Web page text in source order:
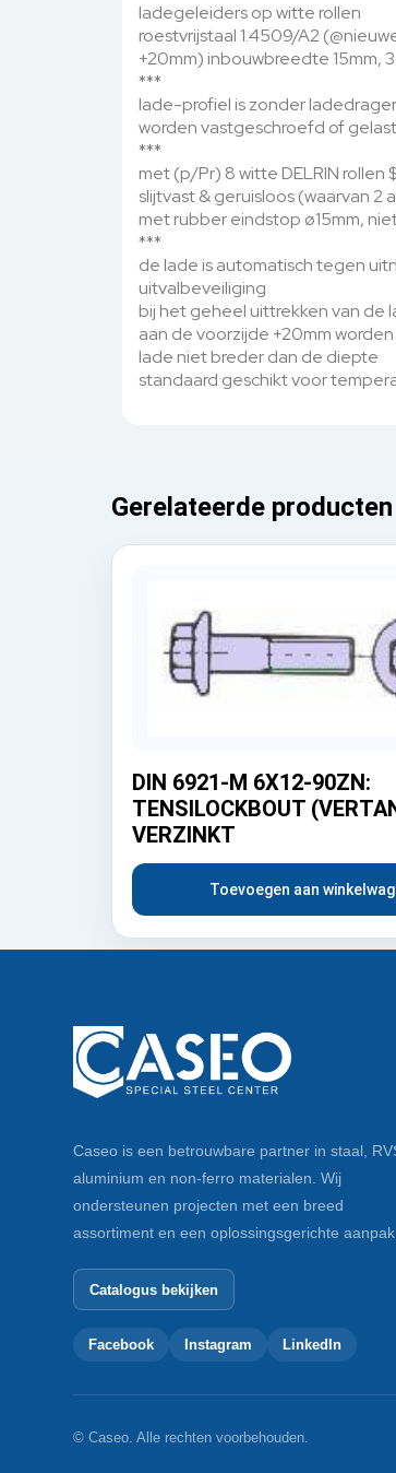
ladegeleiders op witte rollen
roestvrijstaal 1.4509/A2
+20mm) inbouwbreedte 15mm,
***
lade-profiel is zonder
worden vastgeschroefd of gelast
***
met (p/Pr) 8 witte DELRIN rollen
slijtvast & geruisloos (waarvan 2
met rubber eindstop ø15mm,
***
de lade is automatisch tegen
uitvalbeveiliging
bij het geheel uittrekken van de
aan de voorzijde +20mm
lade niet breder dan de diepte
standaard geschikt voor
Gerelateerde producten
DIN 6921-M 6X12-90ZN:
TENSILOCKBOUT
VERZINKT
Toevoegen aan
Caseo is een betrouwbare partner in staal,
aluminium en non-ferro materialen. Wij
ondersteunen projecten met een breed
assortiment en een oplossingsgerichte aanpak.
Catalogus bekijken
Facebook Instagram LinkedIn
© Caseo. Alle rechten voorbehouden.